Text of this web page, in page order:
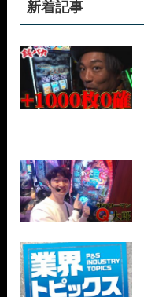
新着記事